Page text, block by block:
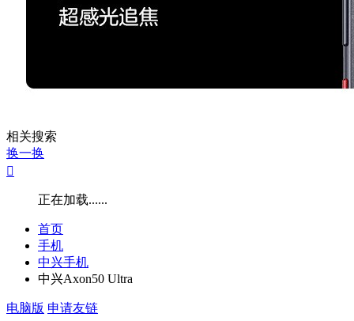
相关搜索
换一换

正在加载......
首页
手机
中兴手机
中兴Axon50 Ultra
电脑版 申请友链